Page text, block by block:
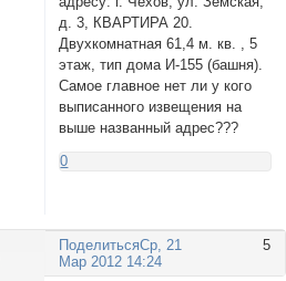
д. 3, КВАРТИРА 20.
Двухкомнатная 61,4 м. кв. , 5
этаж, тип дома И-155 (башня).
Самое главное нет ли у кого
выписанного извещения на
выше названный адрес???
0
Поделиться 5
Ср, 21
Мар 2012 14:24